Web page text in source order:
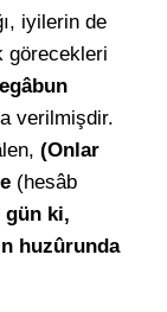
iyilerin de
görecekleri
verilmişdir.
(Onlar
(hesâb
ki,
huzûrunda